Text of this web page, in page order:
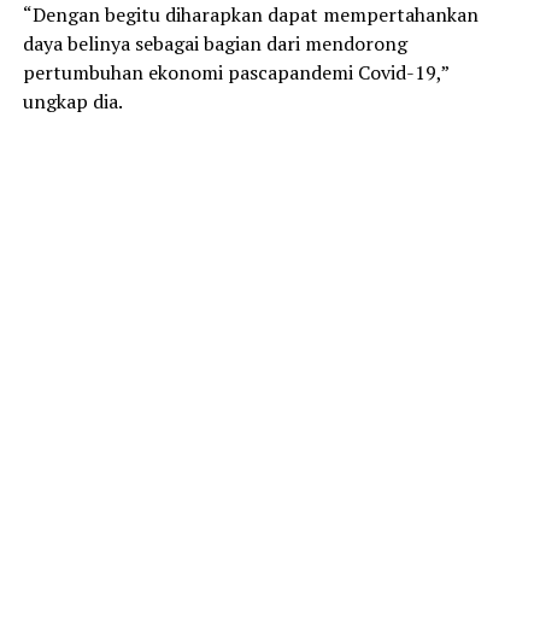
“Dengan begitu diharapkan dapat mempertahankan
daya belinya sebagai bagian dari mendorong
pertumbuhan ekonomi pascapandemi Covid-19,”
ungkap dia.